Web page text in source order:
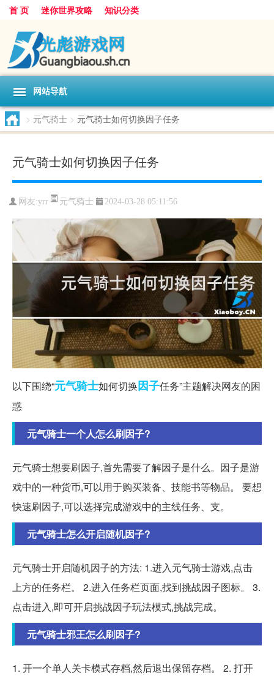
首 页 迷你世界攻略 知识分类
网站导航
> 元气骑士 > 元气骑士如何切换因子任务
元气骑士如何切换因子任务
网友:yrr 元气骑士 2024-03-28 05:11:56
以下围绕“元气骑士如何切换因子任务”主题解决网友的困
惑
元气骑士一个人怎么刷因子?
元气骑士想要刷因子,首先需要了解因子是什么。因子是游
戏中的一种货币,可以用于购买装备、技能书等物品。 要想
快速刷因子,可以选择完成游戏中的主线任务、支。
元气骑士怎么开启随机因子?
元气骑士开启随机因子的方法: 1.进入元气骑士游戏,点击
上方的任务栏。 2.进入任务栏页面,找到挑战因子图标。 3.
点击进入,即可开启挑战因子玩法模式,挑战完成。
元气骑士邪王怎么刷因子?
1. 开一个单人关卡模式存档,然后退出保留存档。 2. 打开